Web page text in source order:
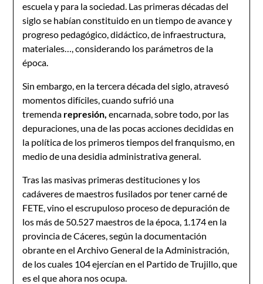
escuela y para la sociedad. Las primeras décadas del
siglo se habían constituido en un tiempo de avance y
progreso pedagógico, didáctico, de infraestructura,
materiales…, considerando los parámetros de la
época.
Sin embargo, en la tercera década del siglo, atravesó
momentos difíciles, cuando sufrió una
tremenda represión,encarnada, sobre todo, por las
depuraciones, una de las pocas acciones decididas en
la política de los primeros tiempos del franquismo, en
medio de una desidia administrativa general.
Tras las masivas primeras destituciones y los
cadáveres de maestros fusilados por tener carné de
FETE, vino el escrupuloso proceso de depuración de
los más de 50.527 maestros de la época, 1.174 en la
provincia de Cáceres, según la documentación
obrante en el Archivo General de la Administración,
de los cuales 104 ejercían en el Partido de Trujillo, que
es el que ahora nos ocupa.